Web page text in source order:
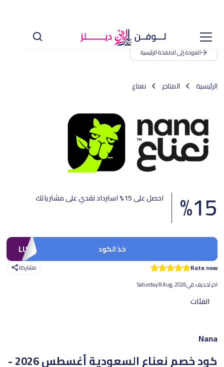
العودة إلى الصفحة الرئيسية
الرئيسية المتاجر نعناع
15
% احصل على 15% استرداد نقدي على مشترياتك
LUV1 خذ الكود
Rate now
مشاركة
اخر تحديف فيSaturday 8 Aug, 2026
الفئات
Nana
كود خصم نعناع السعودية أغسطس 2026 -